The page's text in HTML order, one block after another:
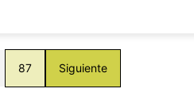
87 Siguiente